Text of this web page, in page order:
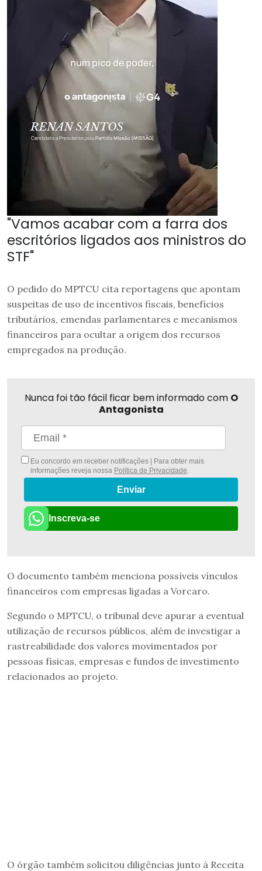
"Vamos acabar com a farra dos
escritórios ligados aos ministros do
STF"
O pedido do MPTCU cita reportagens que apontam
suspeitas de uso de incentivos fiscais, benefícios
tributários, emendas parlamentares e mecanismos
financeiros para ocultar a origem dos recursos
empregados na produção.
Nunca foi tão fácil ficar bem informado com O
Antagonista
Eu concordo em receber notificações | Para obter mais
informações reveja nossa Política de Privacidade.
Enviar
Inscreva-se
O documento também menciona possíveis vínculos
financeiros com empresas ligadas a Vorcaro.
Segundo o MPTCU, o tribunal deve apurar a eventual
utilização de recursos públicos, além de investigar a
rastreabilidade dos valores movimentados por
pessoas físicas, empresas e fundos de investimento
relacionados ao projeto.
O órgão também solicitou diligências junto à Receita